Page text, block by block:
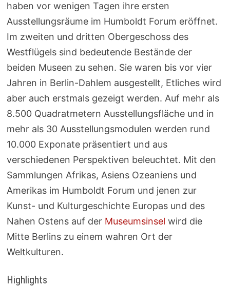
haben vor wenigen Tagen ihre ersten
Ausstellungsräume im Humboldt Forum eröffnet.
Im zweiten und dritten Obergeschoss des
Westflügels sind bedeutende Bestände der
beiden Museen zu sehen. Sie waren bis vor vier
Jahren in Berlin-Dahlem ausgestellt, Etliches wird
aber auch erstmals gezeigt werden. Auf mehr als
8.500 Quadratmetern Ausstellungsfläche und in
mehr als 30 Ausstellungsmodulen werden rund
10.000 Exponate präsentiert und aus
verschiedenen Perspektiven beleuchtet. Mit den
Sammlungen Afrikas, Asiens Ozeaniens und
Amerikas im Humboldt Forum und jenen zur
Kunst- und Kulturgeschichte Europas und des
Nahen Ostens auf der Museumsinsel wird die
Mitte Berlins zu einem wahren Ort der
Weltkulturen.
Highlights